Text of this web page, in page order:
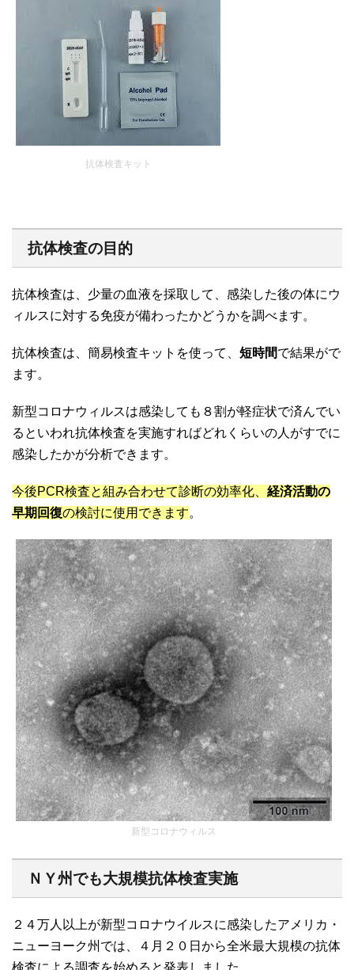
抗体検査キット
抗体検査の目的
抗体検査は、少量の血液を採取して、感染した後の体にウ
ィルスに対する免疫が備わったかどうかを調べます。
抗体検査は、簡易検査キットを使って、 短時間で結果がで
ます。
新型コロナウィルスは感染しても８割が軽症状で済んでい
るといわれ抗体検査を実施すればどれくらいの人がすでに
感染したかが分析できます。
今後PCR検査と組み合わせて診断の効率化、 経済活動の
早期回復の検討に使用できます。
新型コロナウィルス
ＮＹ州でも大規模抗体検査実施
２４万人以上が新型コロナウイルスに感染したアメリカ・
ニューヨーク州では、４月２０日から全米最大規模の抗体
検査による調査を始めると発表しました。